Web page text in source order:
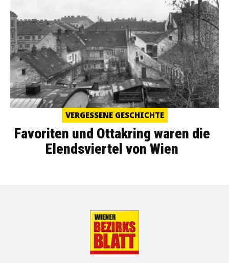
VERGESSENE GESCHICHTE
Favoriten und Ottakring waren die
Elendsviertel von Wien